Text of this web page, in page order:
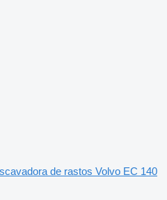
de rastos Volvo EC 140